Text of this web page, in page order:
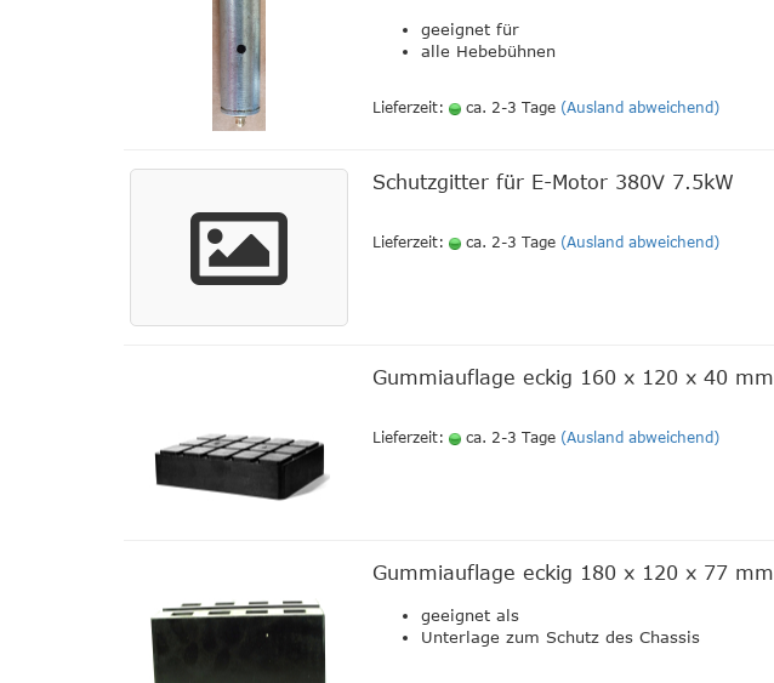
geeignet für
alle Hebebühnen
Lieferzeit: ca. 2-3 Tage (Ausland abweichend)
Schutzgitter für E-Motor 380V 7.5kW
Lieferzeit: ca. 2-3 Tage (Ausland abweichend)
Gummiauflage eckig 160 x 120 x 40 mm
Lieferzeit: ca. 2-3 Tage (Ausland abweichend)
Gummiauflage eckig 180 x 120 x 77 mm
geeignet als
Unterlage zum Schutz des Chassis